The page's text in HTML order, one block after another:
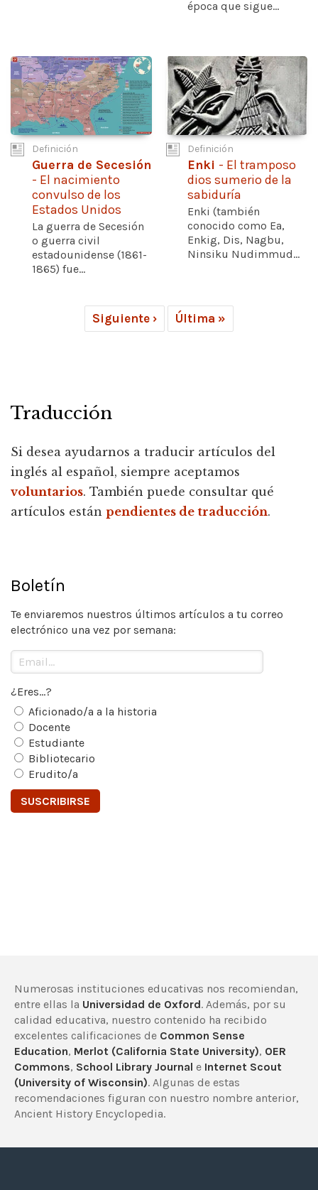
época que sigue...
Definición
Guerra de Secesión
- El nacimiento
convulso de los
Estados Unidos
La guerra de Secesión
o guerra civil
estadounidense (1861-
1865) fue...
Definición
Enki - El tramposo
dios sumerio de la
sabiduría
Enki (también
conocido como Ea,
Enkig, Dis, Nagbu,
Ninsiku Nudimmud...
Siguiente › Última »
Traducción
Si desea ayudarnos a traducir artículos del
inglés al español, siempre aceptamos
voluntarios. También puede consultar qué
artículos están pendientes de traducción.
Boletín
Te enviaremos nuestros últimos artículos a tu correo
electrónico una vez por semana:
¿Eres...?
Aficionado/a a la historia
Docente
Estudiante
Bibliotecario
Erudito/a
Numerosas instituciones educativas nos recomiendan,
entre ellas la Universidad de Oxford. Además, por su
calidad educativa, nuestro contenido ha recibido
excelentes calificaciones de Common Sense
Education, Merlot (California State University), OER
Commons, School Library Journal e Internet Scout
(University of Wisconsin). Algunas de estas
recomendaciones figuran con nuestro nombre anterior,
Ancient History Encyclopedia.